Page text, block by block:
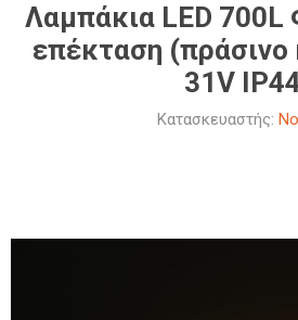
Λαμπάκια LED 700L
επέκταση
31V
Κατασκευαστής: